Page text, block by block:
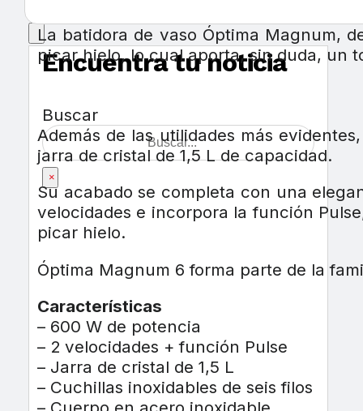
Encuentra tu noticia
Buscar
×
La batidora de vaso Óptima Magnum,
picar hielo, lo cual aporta, sin duda, un
Además de las utilidades más
jarra de cristal de 1,5 L de capacidad.
Su acabado se completa con una
velocidades e incorpora la función
picar hielo.
Óptima Magnum 6 forma parte de la
Características
– 600 W de potencia
– 2 velocidades + función Pulse
– Jarra de cristal de 1,5 L
– Cuchillas inoxidables de seis filos